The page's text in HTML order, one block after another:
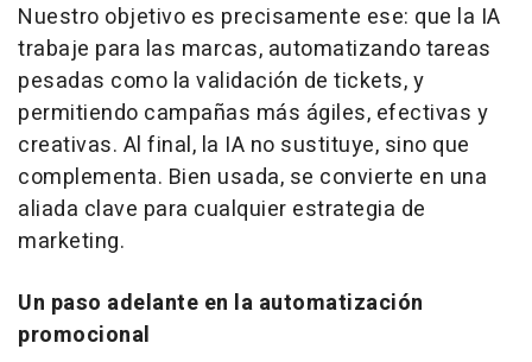
Nuestro objetivo es precisamente ese: que la IA
trabaje para las marcas, automatizando tareas
pesadas como la validación de tickets, y
permitiendo campañas más ágiles, efectivas y
creativas. Al final, la IA no sustituye, sino que
complementa. Bien usada, se convierte en una
aliada clave para cualquier estrategia de
marketing.
Un paso adelante en la automatización
promocional